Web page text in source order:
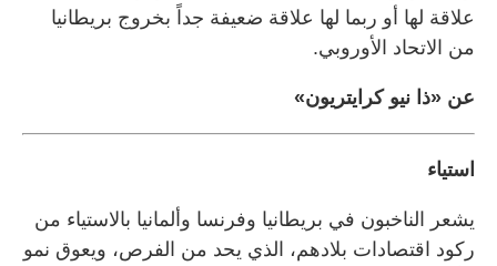
علاقة لها أو ربما لها علاقة ضعيفة جداً بخروج بريطانيا
من الاتحاد الأوروبي.
عن «ذا نيو كرايتريون»
استياء
يشعر الناخبون في بريطانيا وفرنسا وألمانيا بالاستياء من
ركود اقتصادات بلادهم، الذي يحد من الفرص، ويعوق نمو